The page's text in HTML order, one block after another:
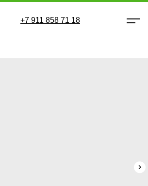
+7 911 858 71 18